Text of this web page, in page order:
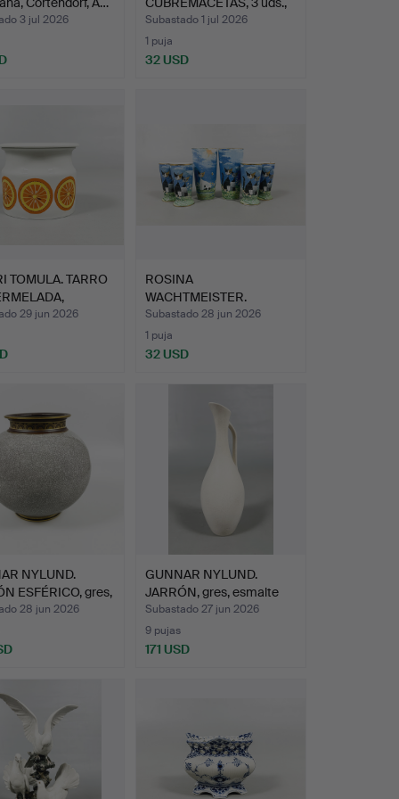
3 jul 2026
porce…
Subastado 1 jul 2026
1 puja
32 USD
TOMULA. TARRO
29 jun 2026
ROSINA
WACHTMEISTER.
JARRONES Y
CANDELEROS…
Subastado 28 jun 2026
1 puja
32 USD
NYLUND.
ESFÉRICO, gres,
28 jun 2026
GUNNAR NYLUND.
JARRÓN, gres, esmalte
cásca…
Subastado 27 jun 2026
9 pujas
171 USD